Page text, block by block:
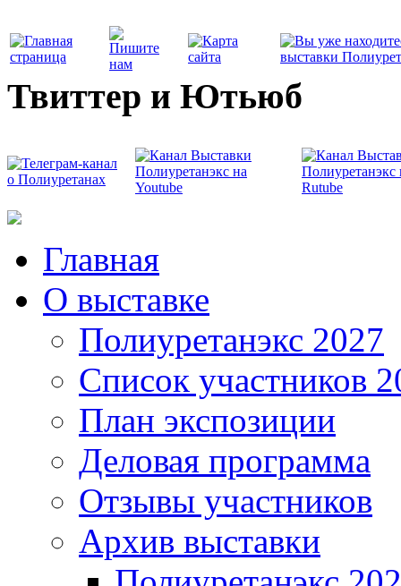
Твиттер и Ютьюб
Главная
О выставке
Полиуретанэкс 2027
Список участников
План экспозиции
Деловая программа
Отзывы участников
Архив выставки